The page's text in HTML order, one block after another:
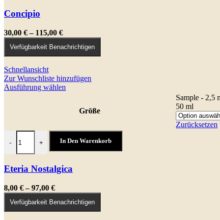
gewählt
werden
Concipio
30,00 € – 115,00 €Preisspanne:
30,00 €
bis
115,00 €
Verfügbarkeit Benachrichtigen
Schnellansicht
Zur Wunschliste hinzufügen
Ausführung wählen
mehrere
auf.
Die
Optionen
auf
der
gewählt
werden
Größe
Sample - 2,5
50 ml
Zurücksetzen
-
Eteria Nostalgica Menge
+ In Den Warenkorb
Eteria Nostalgica
8,00 € –97,00 €Preisspanne:
8,00 €
bis
97,00 €
Verfügbarkeit Benachrichtigen